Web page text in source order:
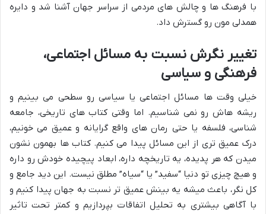
با فرهنگ ها و چالش های مردمی از سراسر جهان آشنا شد و دایره
همدلی مون رو گسترش داد.
تغییر نگرش نسبت به مسائل اجتماعی،
فرهنگی و سیاسی
خیلی وقت ها مسائل اجتماعی یا سیاسی رو سطحی می بینیم و
ریشه هاش رو نمی شناسیم. اما وقتی کتاب های تاریخی، جامعه
شناسی، فلسفه یا حتی رمان های واقع گرایانه و عمیق می خونیم،
درک عمیق تری از این مسائل پیدا می کنیم. کتاب ها بهمون نشون
میدن که هر پدیده، یه تاریخچه داره، ابعاد پیچیده خودش رو داره
و هیچ چیزی تو دنیا “سفید” یا “سیاه” مطلق نیست. این دید جامع و
کل نگر، باعث میشه یه بینش عمیق تر نسبت به جهان پیدا کنیم و
با آگاهی بیشتری به تحلیل اتفاقات بپردازیم و کمتر تحت تاثیر